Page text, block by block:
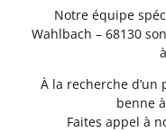
Notre équipe
Wahlbach – 68130
À la recherche
benne
Faites appel à